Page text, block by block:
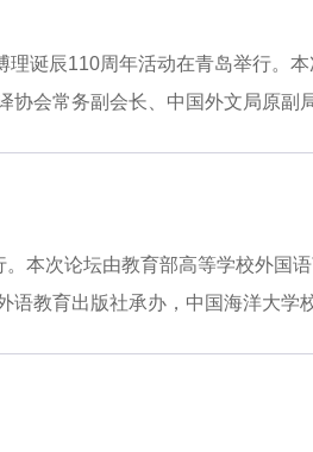
以习近平同志为核心的党中央周
二十届二中、三中、四中全会精
树人根本任务，锚定高质量发展
理诞辰110周年活动在青岛举行。
协会常务副会长、中国外文局原副
范其伟代表学校对与会专家表示欢
神，奋力把习近平总书记的殷切
译与国际传播领域近年来取得了
本次论坛由教育部高等学校外国
教育出版社承办，中国海洋大学
在若干方向形成了鲜明特色，本